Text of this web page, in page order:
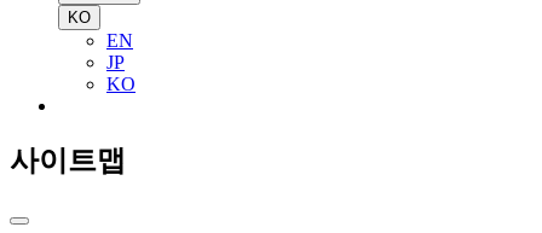
KO
EN
JP
KO
사이트맵